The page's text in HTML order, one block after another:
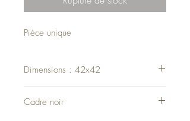
Pièce unique
Dimensions : 42x42
Cadre noir